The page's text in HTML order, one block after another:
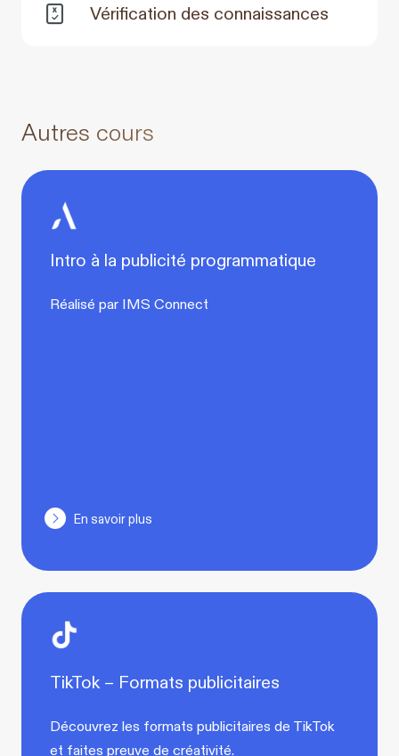
Vérification des connaissances
Autres cours
Intro à la publicité programmatique
Réalisé par IMS Connect
En savoir plus
TikTok – Formats publicitaires
Découvrez les formats publicitaires de TikTok
et faites preuve de créativité.